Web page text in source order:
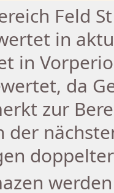
Feld
in
in
da
zur
der